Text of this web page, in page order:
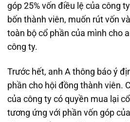
góp 25% vốn điều lệ của công
bốn thành viên, muốn rút vốn
toàn bộ cổ phần của mình cho
công ty.
Trước hết, anh A thông báo ý
phần cho hội đồng thành viên.
của công ty có quyền mua lại
tương ứng với phần vốn góp